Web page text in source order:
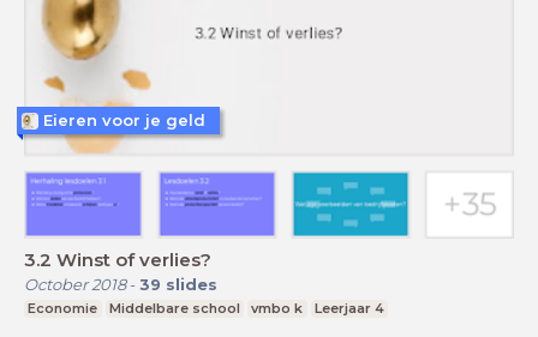
3.2 Winst of verlies?
October 2018- 39 slides
Economie Middelbare school vmbo k Leerjaar 4
Eieren voor je geld